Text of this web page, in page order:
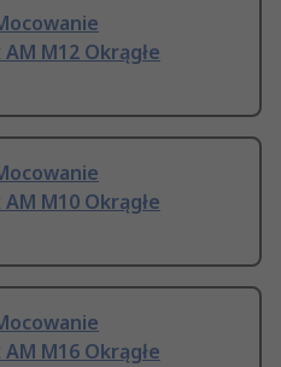
M12 Okrągłe
M10 Okrągłe
M16 Okrągłe